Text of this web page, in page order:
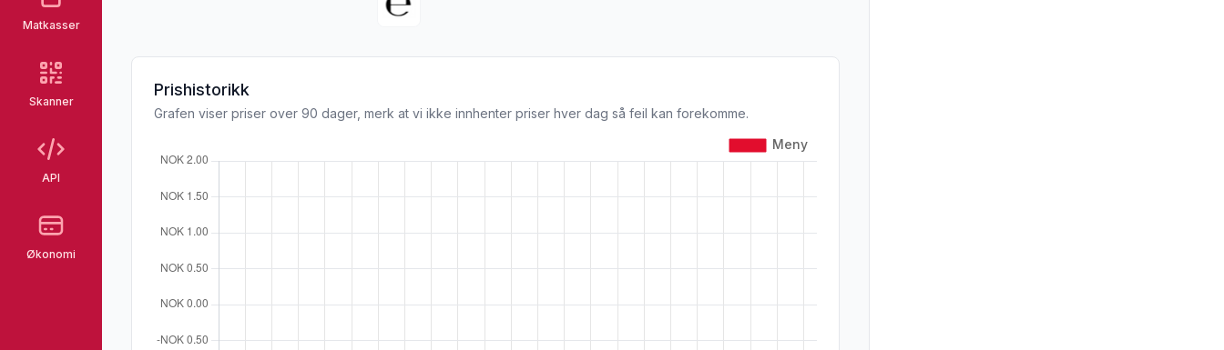
Matkasser
Skanner
API
Økonomi
Prishistorikk
Grafen viser priser over 90 dager, merk at vi ikke innhenter priser hver dag så feil kan forekomme.